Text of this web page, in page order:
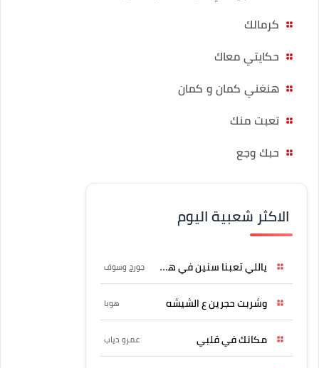
كرمالك
حكايتي معاك
هنغني كمان و كمان
تعبت منك
حبك وجع
الاكثر شعبية اليوم
ياللي تعبنا سنين في هواه جورج وسوف
وشربت حجرين ع الشيشه هوبا
مكانك في قلبي عمرو دياب